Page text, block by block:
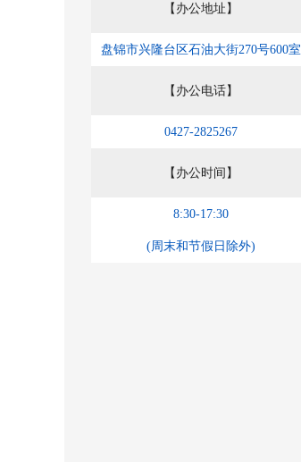
【办公地址】
盘锦市兴隆台区石油大街270号600室
【办公电话】
0427-2825267
【办公时间】
8:30-17:30
(周末和节假日除外)